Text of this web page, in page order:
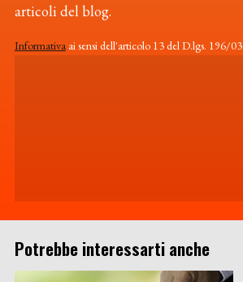
articoli del blog.
Informativaai sensi dell'articolo 13 del D.lgs. 196/03
Potrebbe interessarti anche